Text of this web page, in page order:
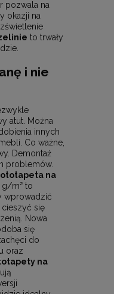
pozwala na
okazji na
to trwały
i nie
atut. Można
innych
Co ważne,
Demontaż
problemów.
na
g/m² to
wprowadzić
się
Nowa
się
do
oraz
na